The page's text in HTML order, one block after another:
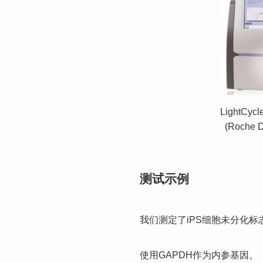
(Roche
测试示例
我们测定了iPS细胞未分化标
使用GAPDH作为内参基因。